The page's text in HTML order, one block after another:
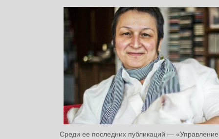
Среди ее последних публикаций —